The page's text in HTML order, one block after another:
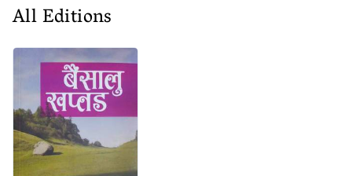
All Editions